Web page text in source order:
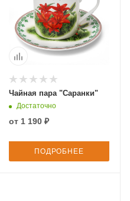
Чайная пара "Саранки"
Достаточно
от 1 190 ₽
ПОДРОБНЕЕ